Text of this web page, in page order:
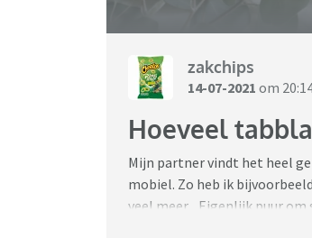
zakchips
14-07-2021 om
Hoeveel
Mijn partner vindt het heel
mobiel. Zo heb ik
veel meer... Eigenlijk puur
pakken of als ik iets heb